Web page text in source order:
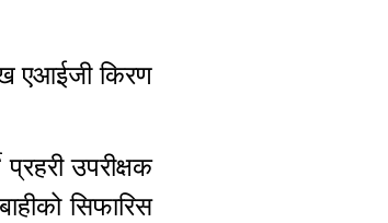
एआईजी किरण
उपरीक्षक
सिफारिस